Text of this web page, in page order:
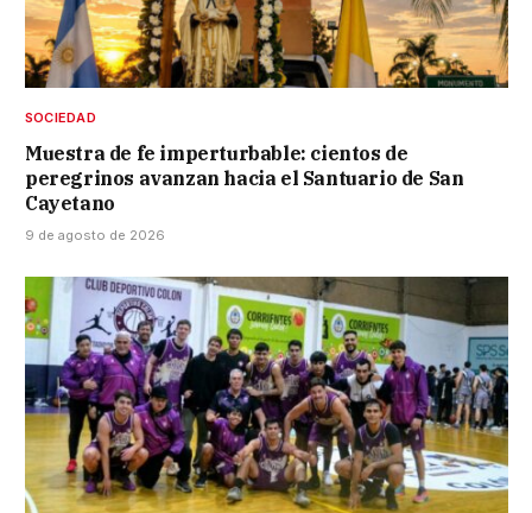
SOCIEDAD
Muestra de fe imperturbable: cientos de
peregrinos avanzan hacia el Santuario de San
Cayetano
9 de agosto de 2026